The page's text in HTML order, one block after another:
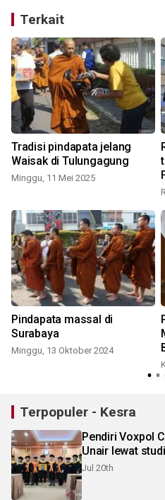
Terkait
Tradisi pindapata jelang
Waisak di Tulungagung
Minggu, 11 Mei 2025
Pindapata massal di
Surabaya
Minggu, 13 Oktober 2024
Terpopuler - Kesra
Pendiri Voxpol
Unair lewat
Jul 20th